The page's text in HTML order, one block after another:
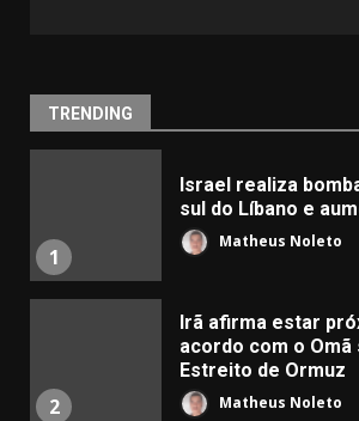
TRENDING
1
Israel realiza
sul do Líbano e
Matheus Noleto
2
Irã afirma estar
acordo com o Omã
Estreito de Ormuz
Matheus Noleto